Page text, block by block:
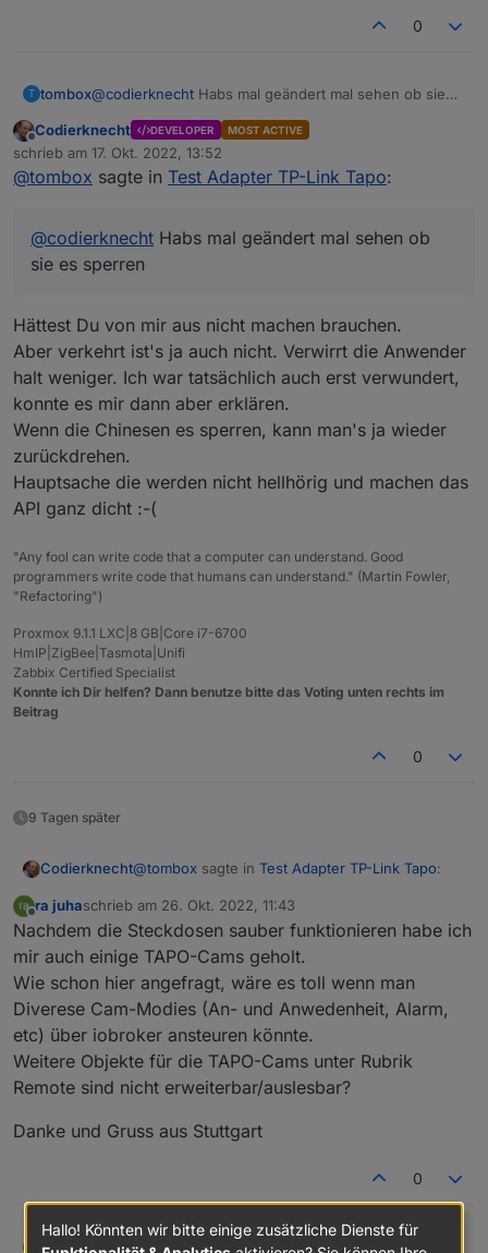
Das wird vermutlich bei der Anmeldung an der
Cloud benötigt.
nehmen können ;-)
Aber vielleicht will er in China keine schlafenden
Hunde wecken :-D
0
T tombox@codierknecht Habs mal geändert mal sehen ob sie
Offline
Codierknecht DEVELOPER MOST ACTIVE
schrieb am 17. Okt. 2022, 13:52
zuletzt editiert von
@tombox sagte in Test Adapter TP-Link Tapo:
@codierknecht Habs mal geändert mal sehen ob
sie es sperren
Hättest Du von mir aus nicht machen brauchen.
Aber verkehrt ist's ja auch nicht. Verwirrt die Anwender
halt weniger. Ich war tatsächlich auch erst verwundert,
konnte es mir dann aber erklären.
Wenn die Chinesen es sperren, kann man's ja wieder
zurückdrehen.
Hauptsache die werden nicht hellhörig und machen das
API ganz dicht :-(
"Any fool can write code that a computer can understand. Good
programmers write code that humans can understand." (Martin Fowler,
"Refactoring")
Proxmox 9.1.1 LXC|8 GB|Core i7-6700
HmIP|ZigBee|Tasmota|Unifi
Zabbix Certified Specialist
Konnte ich Dir helfen? Dann benutze bitte das Voting unten rechts im
Beitrag
0
9 Tagen später
Codierknecht@tombox sagte in Test Adapter TP-Link Tapo:
@codierknecht Habs mal geändert mal
sehen ob sie es sperren
Hättest Du von mir aus nicht machen brauchen.
Aber verkehrt ist's ja auch nicht. Verwirrt die
Anwender halt weniger. Ich war tatsächlich auch
erst verwundert, konnte es mir dann aber
Wenn die Chinesen es sperren, kann man's ja
wieder zurückdrehen.
machen das API ganz dicht :-(
Offline
ra juhaschrieb am 26. Okt. 2022, 11:43
zuletzt editiert von
Nachdem die Steckdosen sauber funktionieren habe ich
mir auch einige TAPO-Cams geholt.
Wie schon hier angefragt, wäre es toll wenn man
Diverese Cam-Modies (An- und Anwedenheit, Alarm,
etc) über iobroker ansteuren könnte.
Weitere Objekte für die TAPO-Cams unter Rubrik
Remote sind nicht erweiterbar/auslesbar?
Danke und Gruss aus Stuttgart
0
ra juhaNachdem die Steckdosen sauber funktionieren habe
Hallo! Könnten wir bitte einige zusätzliche Dienste für